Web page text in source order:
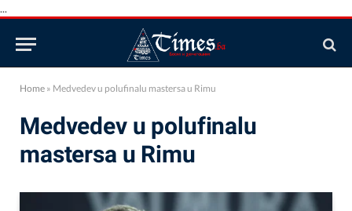
...
Home » Medvedev u polufinalu mastersa u Rimu
Medvedev u polufinalu
mastersa u Rimu